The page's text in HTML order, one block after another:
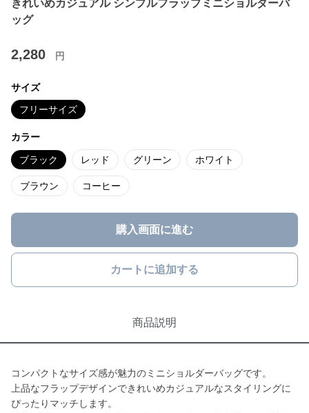
きれいめカジュアル シンプルフラップミニショルダーバ
ッグ
2,280 円
サイズ
フリーサイズ
カラー
ブラック レッド グリーン ホワイト
ブラウン コーヒー
購入画面に進む
カートに追加する
商品説明
コンパクトなサイズ感が魅力のミニショルダーバッグです。
上品なフラップデザインできれいめカジュアルなスタイリングに
ぴったりマッチします。